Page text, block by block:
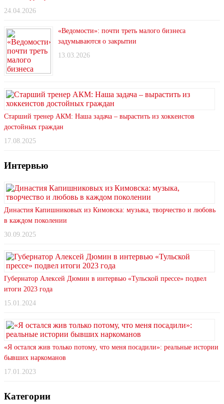
24.04.2026
«Ведомости»: почти треть малого бизнеса
задумываются о закрытии
13.03.2026
Старший тренер АКМ: Наша задача – вырастить из хоккеистов
достойных граждан
17.08.2025
Интервью
Династия Капишниковых из Кимовска: музыка, творчество и любовь
в каждом поколении
30.09.2025
Губернатор Алексей Дюмин в интервью «Тульской прессе» подвел
итоги 2023 года
15.01.2024
«Я остался жив только потому, что меня посадили»: реальные истории
бывших наркоманов
17.01.2023
Категории